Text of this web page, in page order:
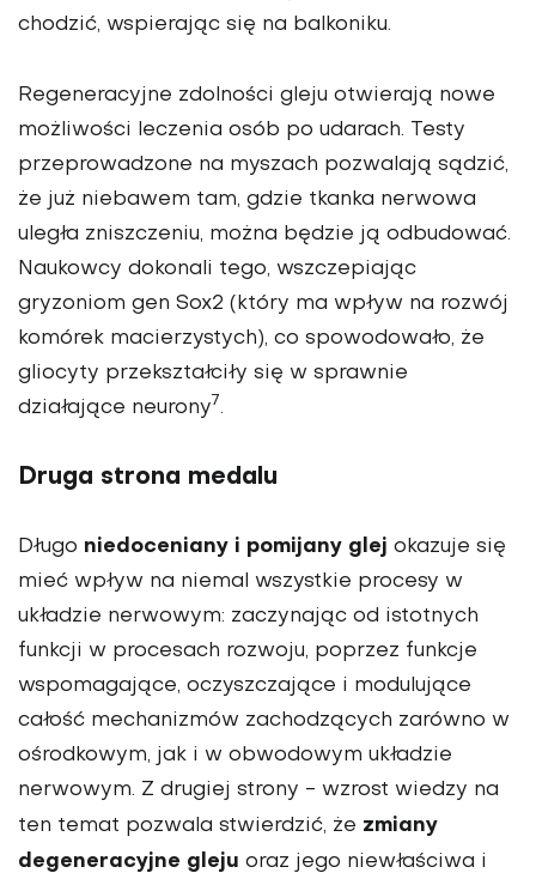
chodzić, wspierając się na balkoniku.
Regeneracyjne zdolności gleju otwierają nowe
możliwości leczenia osób po udarach. Testy
przeprowadzone na myszach pozwalają sądzić,
że już niebawem tam, gdzie tkanka nerwowa
uległa zniszczeniu, można będzie ją odbudować.
Naukowcy dokonali tego, wszczepiając
gryzoniom gen Sox2 (który ma wpływ na rozwój
komórek macierzystych), co spowodowało, że
gliocyty przekształciły się w sprawnie
działające neurony7.
Druga strona medalu
Długo niedoceniany i pomijany glej okazuje się
mieć wpływ na niemal wszystkie procesy w
układzie nerwowym: zaczynając od istotnych
funkcji w procesach rozwoju, poprzez funkcje
wspomagające, oczyszczające i modulujące
całość mechanizmów zachodzących zarówno w
ośrodkowym, jak i w obwodowym układzie
nerwowym. Z drugiej strony - wzrost wiedzy na
ten temat pozwala stwierdzić, że zmiany
degeneracyjne gleju oraz jego niewłaściwa i